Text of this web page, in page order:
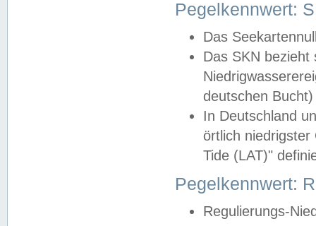
Pegelkennwert:
Das
Das SKN
deutschen
In Deutschland
örtlich
Tide (LAT)"
Pegelkennwert:
Regulierungs-